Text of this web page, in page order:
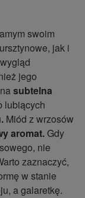
swoim
jak i
jego
subtelna
lubiących
Miód z wrzosów
aromat.Gdy
nie
zaznaczyć,
w stanie
a galaretkę.